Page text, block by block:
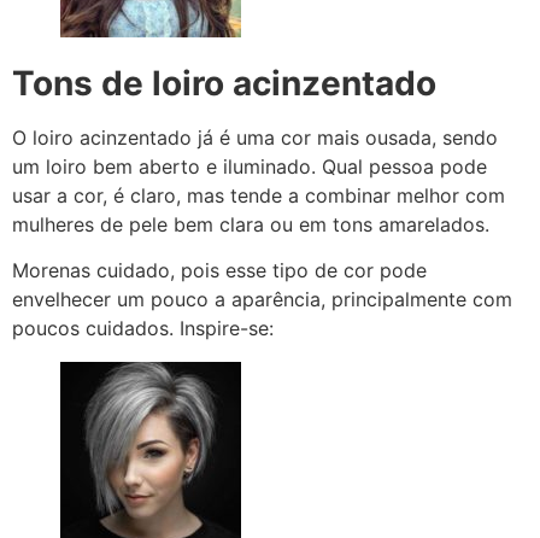
Tons de loiro acinzentado
O loiro acinzentado já é uma cor mais ousada, sendo
um loiro bem aberto e iluminado. Qual pessoa pode
usar a cor, é claro, mas tende a combinar melhor com
mulheres de pele bem clara ou em tons amarelados.
Morenas cuidado, pois esse tipo de cor pode
envelhecer um pouco a aparência, principalmente com
poucos cuidados. Inspire-se: